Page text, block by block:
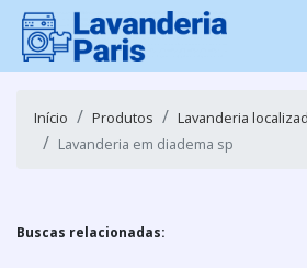
Início Produtos
Lavanderia
Lavanderia em diadema sp
Buscas relacionadas: